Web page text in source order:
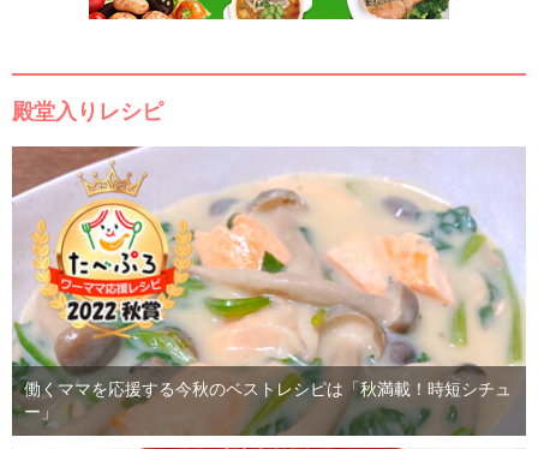
殿堂入りレシピ
働くママを応援する今秋のベストレシピは「秋満載！時短シチュ
ー」